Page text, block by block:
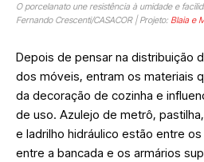
O porcelanato une resistência à umidade e
Fernando Crescenti/CASACOR | Projeto: Blaia e
Depois de pensar na distribuição
dos móveis, entram os materiais
da decoração de cozinha e
de uso. Azulejo de metrô,
e ladrilho hidráulico estão entre
entre a bancada e os armários